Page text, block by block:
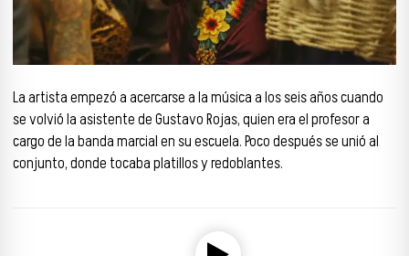
La artista empezó a acercarse a la música a los seis años cuando
se volvió la asistente de Gustavo Rojas, quien era el profesor a
cargo de la banda marcial en su escuela. Poco después se unió al
conjunto, donde tocaba platillos y redoblantes.